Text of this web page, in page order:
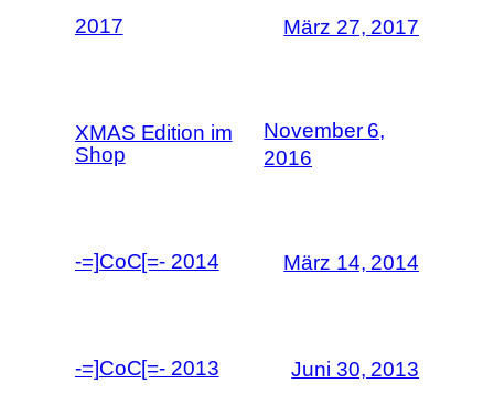
2017 März 27, 2017
XMAS Edition im
Shop
November 6,
2016
-=]CoC[=- 2014 März 14, 2014
-=]CoC[=- 2013 Juni 30, 2013